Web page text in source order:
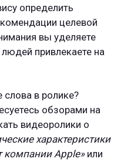
определить
целевой
вы уделяете
привлекаете на
в ролике?
обзорами на
видеоролики о
характеристики
компании Apple»или